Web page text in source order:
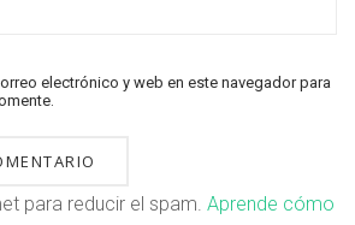
electrónico y web en este navegador para
para reducir el spam. Aprende cómo